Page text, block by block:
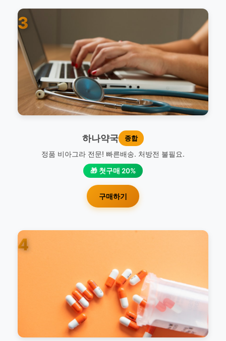
3
하나약국 종합
정품 비아그라 전문! 빠른배송. 처방전 불필요.
🎁 첫구매 20%
구매하기
4